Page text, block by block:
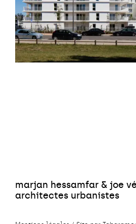
marjan hessamfar & joe
architectes urbanistes